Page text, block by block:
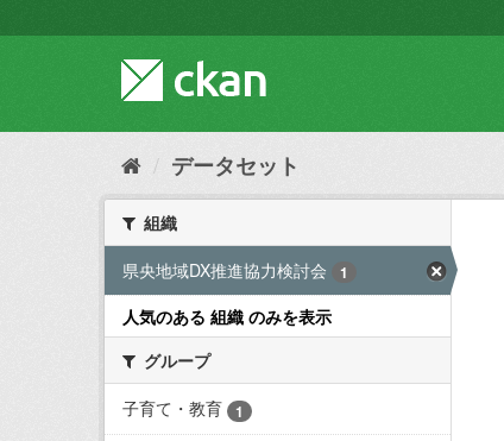
キ
て
データセット
組織
県央地域DX推進協力検討会
1
人気のある 組織 のみを表示
グループ
子育て・教育
1